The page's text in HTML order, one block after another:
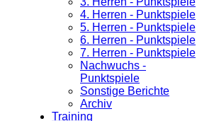
4. Herren - Punktspiele
5. Herren - Punktspiele
6. Herren - Punktspiele
7. Herren - Punktspiele
Nachwuchs -
Punktspiele
Sonstige Berichte
Archiv
Training